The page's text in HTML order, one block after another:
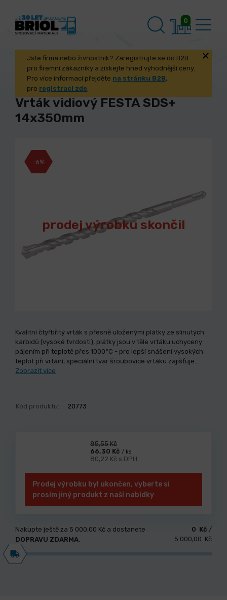
0
Jste firma nebo živnostník? Zaregistrujte se do B2B
pro firemní zákazníky a získejte hned výhodnější ceny.
Pro více informací přejděte na stránku B2B,
pro registraci zde.
Vrták vidiový FESTA SDS+
14x350mm
prodej výrobku skončil
-6%
Kvalitní čtyřbřitý vrták s přesně uloženými plátky ze slinutých
karbidů (vysoké tvrdosti), plátky jsou v těle vrtáku uchyceny
pájením při teplotě přes 1000°C - pro lepší snášení vysokých
teplot při vrtání, speciální tvar šroubovice vrtáku zajišťuje…
Zobrazit více
Kód produktu: 20773
85,55 Kč
66,30 Kč / ks
80,22 Kč s DPH
Prodej výrobku byl ukončen, vyberte si
prosím jiný produkt z naší nabídky
Nakupte ještě za 5 000,00 Kč a dostanete
DOPRAVU ZDARMA.
0 Kč /
5 000,00 Kč